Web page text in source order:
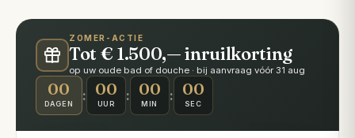
ZOMER-ACTIE
Tot € 1.500,— inruilkorting
op uw oude bad of douche · bij aanvraag vóór 31 aug
00
DAGEN
: 00
UUR
: 00
MIN
: 00
SEC